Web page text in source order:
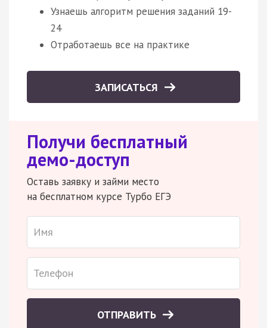
Узнаешь алгоритм решения заданий 19-
24
Отработаешь все на практике
ЗАПИСАТЬСЯ
Получи бесплатный
демо-доступ
Оставь заявку и займи место
на бесплатном курсе Турбо ЕГЭ
ОТПРАВИТЬ